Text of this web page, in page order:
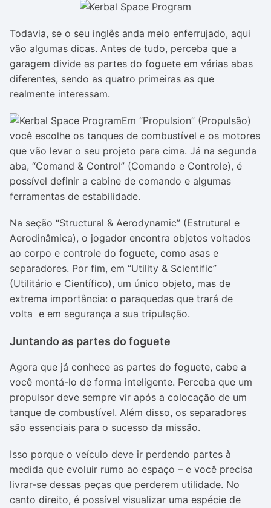
Todavia, se o seu inglês anda meio enferrujado, aqui
vão algumas dicas. Antes de tudo, perceba que a
garagem divide as partes do foguete em várias abas
diferentes, sendo as quatro primeiras as que
realmente interessam.
Em “Propulsion” (Propulsão)
você escolhe os tanques de combustível e os motores
que vão levar o seu projeto para cima. Já na segunda
aba, “Comand & Control” (Comando e Controle), é
possível definir a cabine de comando e algumas
ferramentas de estabilidade.
Na seção “Structural & Aerodynamic” (Estrutural e
Aerodinâmica), o jogador encontra objetos voltados
ao corpo e controle do foguete, como asas e
separadores. Por fim, em “Utility & Scientific”
(Utilitário e Científico), um único objeto, mas de
extrema importância: o paraquedas que trará de
volta e em segurança a sua tripulação.
Juntando as partes do foguete
Agora que já conhece as partes do foguete, cabe a
você montá-lo de forma inteligente. Perceba que um
propulsor deve sempre vir após a colocação de um
tanque de combustível. Além disso, os separadores
são essenciais para o sucesso da missão.
Isso porque o veículo deve ir perdendo partes à
medida que evoluir rumo ao espaço – e você precisa
livrar-se dessas peças que perderem utilidade. No
canto direito, é possível visualizar uma espécie de